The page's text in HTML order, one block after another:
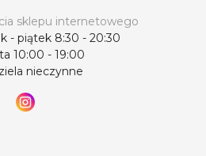
sklepu internetowego
- piątek 8:30 - 20:30
10:00 - 19:00
nieczynne